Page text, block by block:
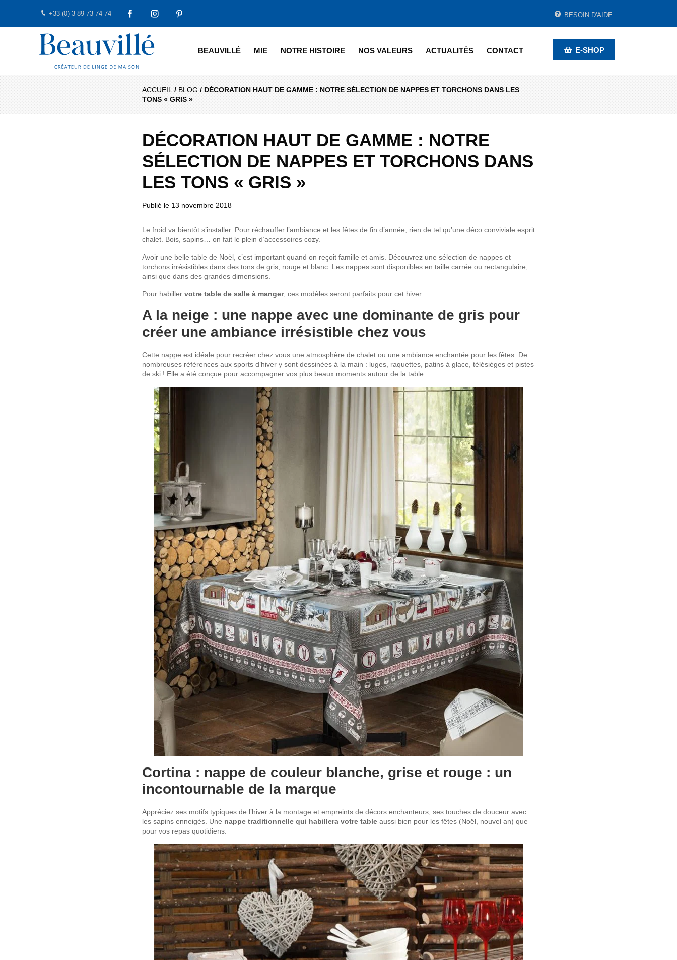
+33 (0) 3 89 73 74 74
FACEBOOKINSTAGRAMPINTEREST
BESOIN D'AIDE
Beauvillé Créateur par tradition
BEAUVILLÉ
MIE NOTRE HISTOIRE NOS VALEURS ACTUALITÉS CONTACT E-SHOP
ACCUEIL / BLOG / DÉCORATION HAUT DE GAMME : NOTRE SÉLECTION DE NAPPES ET TORCHONS DANS LES
TONS « GRIS »
DÉCORATION HAUT DE GAMME : NOTRE
SÉLECTION DE NAPPES ET TORCHONS DANS
LES TONS « GRIS »
Publié le 13 novembre 2018
Le froid va bientôt s’installer. Pour réchauffer l’ambiance et les fêtes de fin d’année, rien de tel qu’une déco conviviale esprit
chalet. Bois, sapins… on fait le plein d’accessoires cozy.
Avoir une belle table de Noël, c’est important quand on reçoit famille et amis. Découvrez une sélection de nappes et
torchons irrésistibles dans des tons de gris, rouge et blanc. Les nappes sont disponibles en taille carrée ou rectangulaire,
ainsi que dans des grandes dimensions.
Pour habiller votre table de salle à manger, ces modèles seront parfaits pour cet hiver.
A la neige : une nappe avec une dominante de gris pour
créer une ambiance irrésistible chez vous
Cette nappe est idéale pour recréer chez vous une atmosphère de chalet ou une ambiance enchantée pour les fêtes. De
nombreuses références aux sports d’hiver y sont dessinées à la main : luges, raquettes, patins à glace, télésièges et pistes
de ski ! Elle a été conçue pour accompagner vos plus beaux moments autour de la table.
Cortina : nappe de couleur blanche, grise et rouge : un
incontournable de la marque
Appréciez ses motifs typiques de l’hiver à la montage et empreints de décors enchanteurs, ses touches de douceur avec
les sapins enneigés. Une nappe traditionnelle qui habillera votre table aussi bien pour les fêtes (Noël, nouvel an) que
pour vos repas quotidiens.